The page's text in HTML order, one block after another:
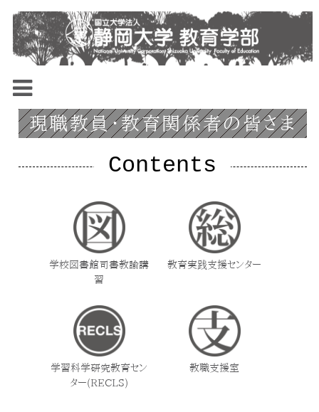
現職教員・教育関係者の皆さま
Contents
学校図書館司書教諭講
習
教育実践支援センター
学習科学研究教育セン
ター(RECLS)
教職支援室